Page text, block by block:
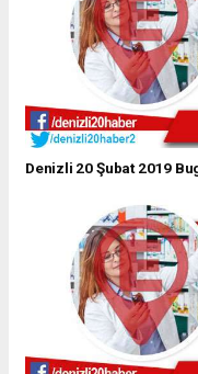
Denizli 20 Şubat 2019